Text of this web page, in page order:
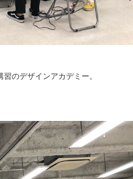
のデザインアカデミー。